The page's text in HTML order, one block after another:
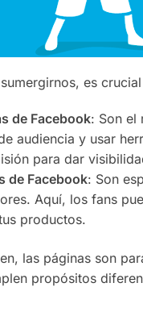
es
de Facebook: Son el
audiencia y usar
para dar
de Facebook: Son
Aquí, los fans
productos.
las páginas son
propósitos